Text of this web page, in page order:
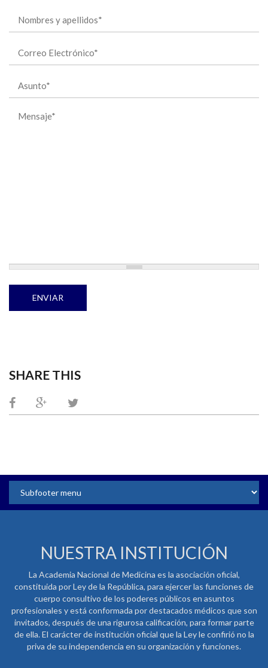
SHARE THIS
NUESTRA INSTITUCIÓN
La Academia Nacional de Medicina es la asociación oficial,
constituida por Ley de la República, para ejercer las funciones de
cuerpo consultivo de los poderes públicos en asuntos
profesionales y está conformada por destacados médicos que son
invitados, después de una rigurosa calificación, para formar parte
de ella. El carácter de institución oficial que la Ley le confirió no la
priva de su independencia en su organización y funciones.